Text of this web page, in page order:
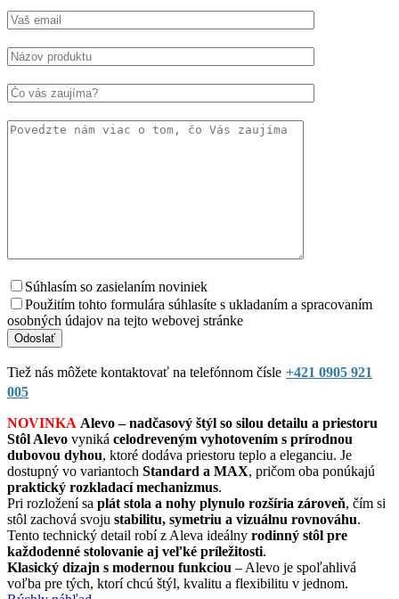
Súhlasím so zasielaním noviniek
Použitím tohto formulára súhlasíte s ukladaním a spracovaním
osobných údajov na tejto webovej stránke
Tiež nás môžete kontaktovať na telefónnom čísle +421 0905 921
005
NOVINKA Alevo – nadčasový štýl so silou detailu a priestoru
Stôl Alevo vyniká celodreveným vyhotovením s prírodnou
dubovou dyhou, ktoré dodáva priestoru teplo a eleganciu. Je
dostupný vo variantoch Standard a MAX, pričom oba ponúkajú
praktický rozkladací mechanizmus.
Pri rozložení sa plát stola a nohy plynulo rozšíria zároveň, čím si
stôl zachová svoju stabilitu, symetriu a vizuálnu rovnováhu.
Tento technický detail robí z Aleva ideálny rodinný stôl pre
každodenné stolovanie aj veľké príležitosti.
Klasický dizajn s modernou funkciou – Alevo je spoľahlivá
voľba pre tých, ktorí chcú štýl, kvalitu a flexibilitu v jednom.